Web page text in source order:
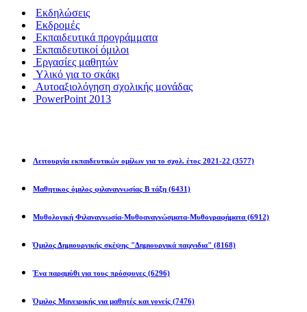
Εκδηλώσεις
Εκδρομές
Εκπαιδευτικά προγράμματα
Εκπαιδευτικοί όμιλοι
Εργασίες μαθητών
Υλικό για το σκάκι
Αυτοαξιολόγηση σχολικής μονάδας
PowerPoint 2013
Λειτουργία εκπαιδευτικών ομίλων για το σχολ. έτος 2021-22 (3577)
Μαθητικος όμιλος φιλαναγνωσίας Β τάξη (6431)
Μυθολογική Φιλαναγνωσία-Μυθοαναγνώσματα-Μυθογραφήματα (6912)
Όμιλος Δημιουργικής σκέψης "Δημιουργικά παιχνιδια" (8168)
Ένα παραμύθι για τους πρόσφυγες (6296)
Όμιλος Μαγειρικής για μαθητές και γονείς (7476)